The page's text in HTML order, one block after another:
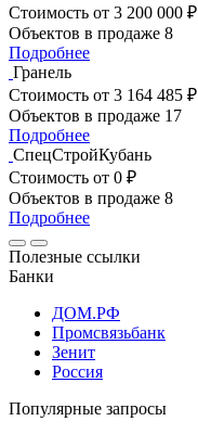
Стоимость от 3 200 000 ₽
Объектов в продаже 8
Подробнее
Гранель
Стоимость от 3 164 485 ₽
Объектов в продаже 17
Подробнее
СпецСтройКубань
Стоимость от 0 ₽
Объектов в продаже 8
Подробнее
Полезные ссылки
Банки
ДОМ.РФ
Промсвязьбанк
Зенит
Россия
Популярные запросы